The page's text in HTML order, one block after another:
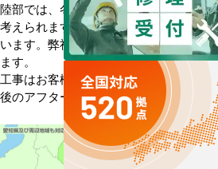
陸部では、冬の寒さや積雪量が異なり
考えられます。静岡県浜松のように、
います。弊社では、お客様の地域に合
ます。
工事はお客様のお近くの担当者が対応
後のアフターサービスも安心してお任せ
※記
い。